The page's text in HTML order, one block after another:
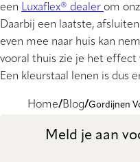
een Luxaflex® dealer om
Daarbij een laatste,
even mee naar huis kan
vooral thuis zie je het effect
Een kleurstaal lenen is dus
Home Blog Gordijnen
Meld je aan